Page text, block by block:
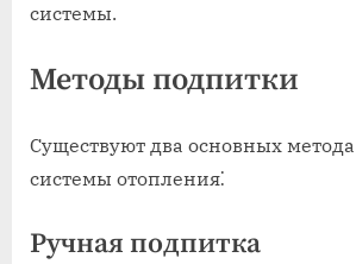
системы.
Методы подпитки
Существуют два основных
системы отопления⁚
Ручная подпитка